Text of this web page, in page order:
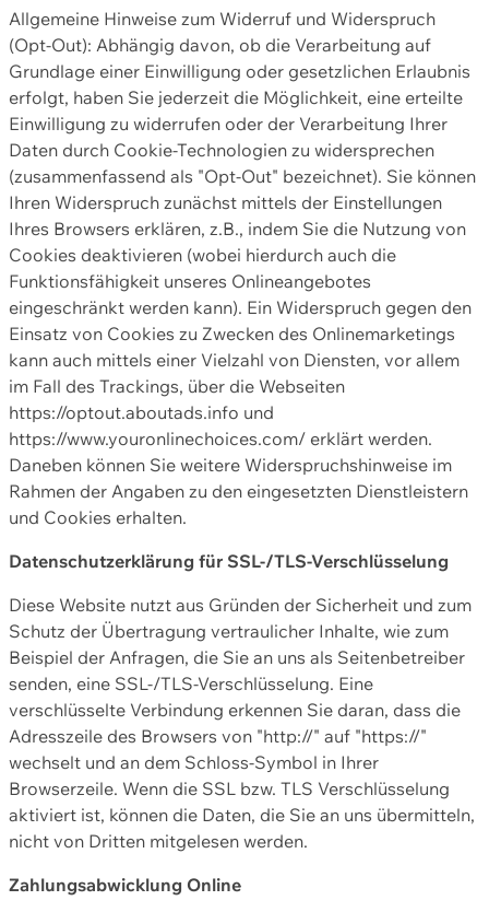
Allgemeine Hinweise zum Widerruf und Widerspruch
(Opt-Out): Abhängig davon, ob die Verarbeitung auf
Grundlage einer Einwilligung oder gesetzlichen Erlaubnis
erfolgt, haben Sie jederzeit die Möglichkeit, eine erteilte
Einwilligung zu widerrufen oder der Verarbeitung Ihrer
Daten durch Cookie-Technologien zu widersprechen
(zusammenfassend als "Opt-Out" bezeichnet). Sie können
Ihren Widerspruch zunächst mittels der Einstellungen
Ihres Browsers erklären, z.B., indem Sie die Nutzung von
Cookies deaktivieren (wobei hierdurch auch die
Funktionsfähigkeit unseres Onlineangebotes
eingeschränkt werden kann). Ein Widerspruch gegen den
Einsatz von Cookies zu Zwecken des Onlinemarketings
kann auch mittels einer Vielzahl von Diensten, vor allem
im Fall des Trackings, über die Webseiten
https://optout.aboutads.info und
https://www.youronlinechoices.com/ erklärt werden.
Daneben können Sie weitere Widerspruchshinweise im
Rahmen der Angaben zu den eingesetzten Dienstleistern
und Cookies erhalten.
Datenschutzerklärung für SSL-/TLS-Verschlüsselung
Diese Website nutzt aus Gründen der Sicherheit und zum
Schutz der Übertragung vertraulicher Inhalte, wie zum
Beispiel der Anfragen, die Sie an uns als Seitenbetreiber
senden, eine SSL-/TLS-Verschlüsselung. Eine
verschlüsselte Verbindung erkennen Sie daran, dass die
Adresszeile des Browsers von "http://" auf "https://"
wechselt und an dem Schloss-Symbol in Ihrer
Browserzeile. Wenn die SSL bzw. TLS Verschlüsselung
aktiviert ist, können die Daten, die Sie an uns übermitteln,
nicht von Dritten mitgelesen werden.
Zahlungsabwicklung Online